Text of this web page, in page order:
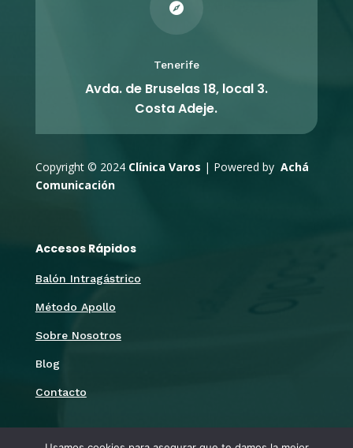

Tenerife
Avda. de Bruselas 18, local 3.
Costa Adeje.
Copyright © 2024 Clínica Varos | Powered by Achá
Comunicación
Accesos Rápidos
Balón Intragástrico
Método Apollo
Sobre Nosotros
Blog
Contacto